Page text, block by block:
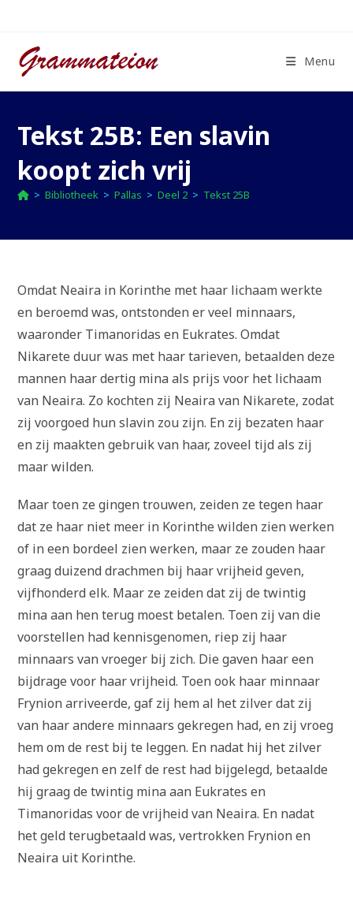
inhoud
Menu
Tekst 25B: Een slavin
koopt zich vrij
> Bibliotheek > Pallas > Deel 2 > Tekst 25B
Omdat Neaira in Korinthe met haar lichaam werkte
en beroemd was, ontstonden er veel minnaars,
waaronder Timanoridas en Eukrates. Omdat
Nikarete duur was met haar tarieven, betaalden deze
mannen haar dertig mina als prijs voor het lichaam
van Neaira. Zo kochten zij Neaira van Nikarete, zodat
zij voorgoed hun slavin zou zijn. En zij bezaten haar
en zij maakten gebruik van haar, zoveel tijd als zij
maar wilden.
Maar toen ze gingen trouwen, zeiden ze tegen haar
dat ze haar niet meer in Korinthe wilden zien werken
of in een bordeel zien werken, maar ze zouden haar
graag duizend drachmen bij haar vrijheid geven,
vijfhonderd elk. Maar ze zeiden dat zij de twintig
mina aan hen terug moest betalen. Toen zij van die
voorstellen had kennisgenomen, riep zij haar
minnaars van vroeger bij zich. Die gaven haar een
bijdrage voor haar vrijheid. Toen ook haar minnaar
Frynion arriveerde, gaf zij hem al het zilver dat zij
van haar andere minnaars gekregen had, en zij vroeg
hem om de rest bij te leggen. En nadat hij het zilver
had gekregen en zelf de rest had bijgelegd, betaalde
hij graag de twintig mina aan Eukrates en
Timanoridas voor de vrijheid van Neaira. En nadat
het geld terugbetaald was, vertrokken Frynion en
Neaira uit Korinthe.